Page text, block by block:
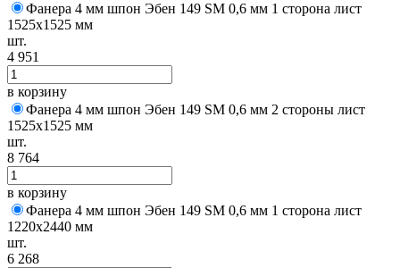
Фанера 4 мм шпон Эбен 149 SM 0,6 мм 1 сторона лист
1525х1525 мм
шт.
4 951
в корзину
Фанера 4 мм шпон Эбен 149 SM 0,6 мм 2 стороны лист
1525х1525 мм
шт.
8 764
в корзину
Фанера 4 мм шпон Эбен 149 SM 0,6 мм 1 сторона лист
1220х2440 мм
шт.
6 268